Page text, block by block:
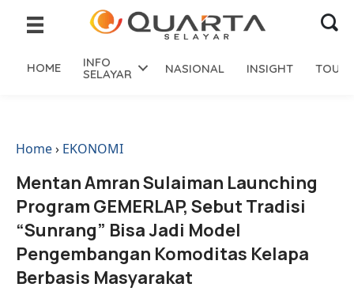
HOME INFO
SELAYAR NASIONAL INSIGHT
Home› EKONOMI
Mentan Amran Sulaiman Launching
Program GEMERLAP, Sebut Tradisi
“Sunrang” Bisa Jadi Model
Pengembangan Komoditas Kelapa
Berbasis Masyarakat